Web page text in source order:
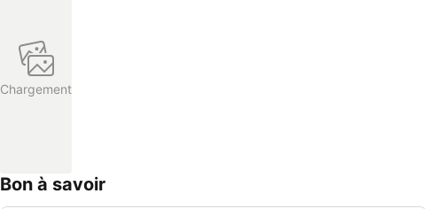
Chargement
Bon à savoir